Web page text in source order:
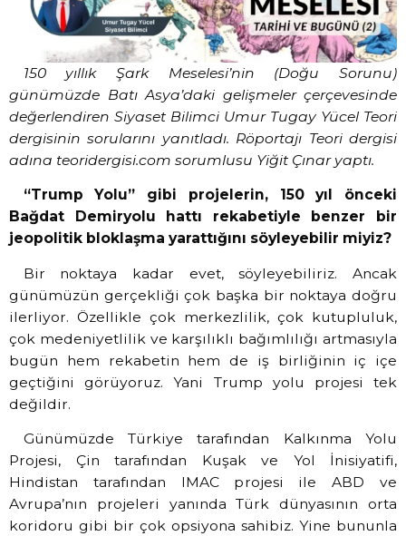
150 yıllık Şark Meselesi’nin (Doğu Sorunu)
günümüzde Batı Asya’daki gelişmeler çerçevesinde
değerlendiren Siyaset Bilimci Umur Tugay Yücel Teori
dergisinin sorularını yanıtladı. Röportajı Teori dergisi
adına teoridergisi.com sorumlusu Yiğit Çınar yaptı.
“Trump Yolu” gibi projelerin, 150 yıl önceki
Bağdat Demiryolu hattı rekabetiyle benzer bir
jeopolitik bloklaşma yarattığını söyleyebilir miyiz?
Bir noktaya kadar evet, söyleyebiliriz. Ancak
günümüzün gerçekliği çok başka bir noktaya doğru
ilerliyor. Özellikle çok merkezlilik, çok kutupluluk,
çok medeniyetlilik ve karşılıklı bağımlılığı artmasıyla
bugün hem rekabetin hem de iş birliğinin iç içe
geçtiğini görüyoruz. Yani Trump yolu projesi tek
değildir.
Günümüzde Türkiye tarafından Kalkınma Yolu
Projesi, Çin tarafından Kuşak ve Yol İnisiyatifi,
Hindistan tarafından IMAC projesi ile ABD ve
Avrupa’nın projeleri yanında Türk dünyasının orta
koridoru gibi bir çok opsiyona sahibiz. Yine bununla